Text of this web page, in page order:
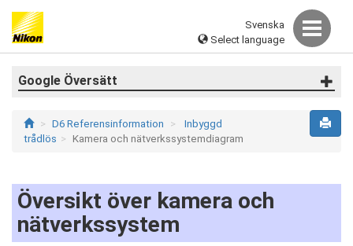
Svenska
Select language
Google Översätt
D6 Referensinformation
Inbyggd
trådlös
Kamera och nätverkssystemdiagram
Översikt över kamera och
nätverkssystem